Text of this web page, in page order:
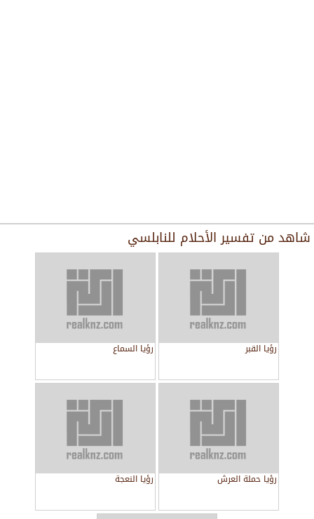
شاهد من تفسير الأحلام للنابلسي
رؤيا القبر رؤيا السماع
رؤيا حملة العرش رؤيا النعجة